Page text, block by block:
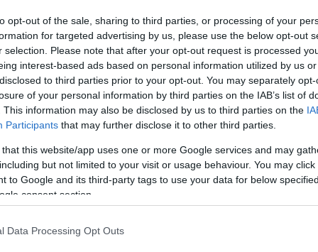
opt-out of the sale, sharing to third parties, or processing of your
for targeted advertising by us, please use the below opt-out
selection. Please note that after your opt-out request is processed
interest-based ads based on personal information utilized by us
to third parties prior to your opt-out. You may separately
of your personal information by third parties on the IAB’s list of
This information may also be disclosed by us to third parties on the
Participants that may further disclose it to other third parties.
that this website/app uses one or more Google services and may
but not limited to your visit or usage behaviour. You may
to Google and its third-party tags to use your data for below
consent section.
Data Processing Opt Outs
λύσεις αυξάνεται. Η φυτική βάση είναι ο
καθώς η εντατική κτηνοτροφία
– όπως η υπερβολική χρήση της γης, οι
λειψυδρία και ο κίνδυνος παγκόσμιων
ασφαλή, βιώσιμη και οικονομικά αποδοτική
παραγωγή ωολευκωματίνης, της πιο
βιοτεχνολογική διαδικασία, που βασίζεται
Trichoderma reesei για την παραγωγή
και ορισμένων μετάλλων, μπορεί να